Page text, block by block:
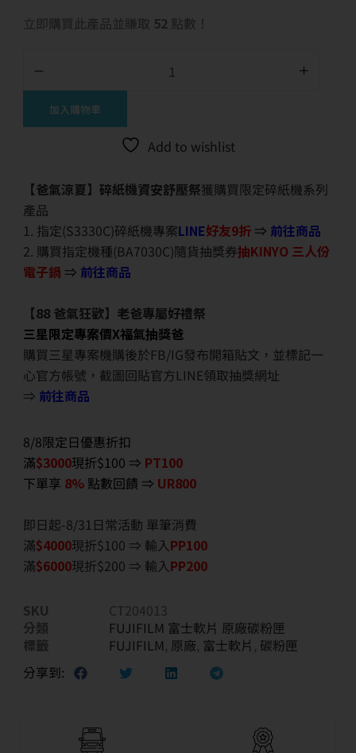
立即購買此產品並賺取 52 點數！
加入購物車
Add to wishlist
【爸氣涼夏】碎紙機資安舒壓祭獲購買限定碎紙機系列
產品
1. 指定(S3330C)碎紙機專案LINE好友9折 ⇒ 前往商品
2. 購買指定機種(BA7030C)隨貨抽獎券抽KINYO 三人份
電子鍋 ⇒ 前往商品
【88 爸氣狂歡】老爸專屬好禮祭
三星限定專案價X福氣抽獎爸
購買三星專案機購後於FB/IG發布開箱貼文，並標記一
心官方帳號，截圖回貼官方LINE領取抽獎網址
⇒ 前往商品
8/8限定日優惠折扣
滿$3000現折$100 ⇒ PT100
下單享 8% 點數回饋 ⇒ UR800
即日起-8/31日常活動 單筆消費
滿$4000現折$100 ⇒ 輸入PP100
滿$6000現折$200 ⇒ 輸入PP200
SKU
CT204013
分類
FUJIFILM 富士軟片 原廠碳粉匣
標籤
FUJIFILM, 原廠, 富士軟片 , 碳粉匣
分享到: